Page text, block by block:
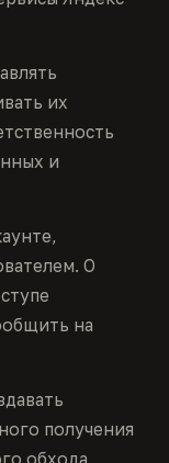
их
и
О
на
получения
обхода